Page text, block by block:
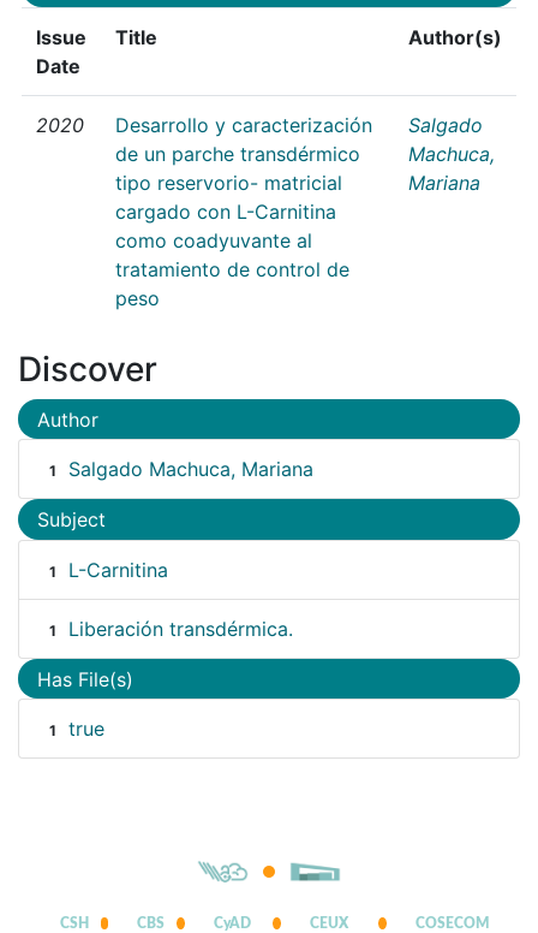
Issue
Date
Title Author(s)
2020
Desarrollo y caracterización
de un parche transdérmico
tipo reservorio- matricial
cargado con L-Carnitina
como coadyuvante al
tratamiento de control de
peso
Salgado
Machuca,
Mariana
Discover
Author
1 Salgado Machuca, Mariana
Subject
1 L-Carnitina
1 Liberación transdérmica.
Has File(s)
1 true
CSH CBS CyAD CEUX COSECOM